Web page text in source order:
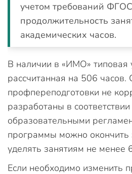
учетом требований
продолжительность
академических часов.
В наличии в «ИМО» типовая
рассчитанная на 506
профпереподготовки не
разработаны в соответствии
образовательными
программы можно окончить
уделять занятиям не менее
Если необходимо изменить